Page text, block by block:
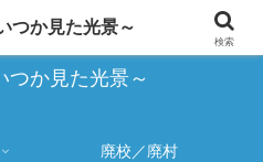
しとカメラ物欲のブログ
つか見た光景～
廃校／廃村
つか見た光景～
検索